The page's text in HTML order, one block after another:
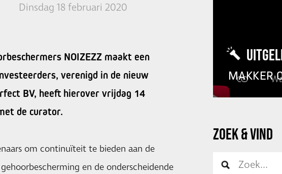
Dinsdag 18 februari 2020
NOIZEZZ maakt een
verenigd in de nieuw
BV, heeft hierover vrijdag 14
de curator.
om continuïteit te bieden aan de
en de onderscheidende
MAKKER
ZOEK & VIND